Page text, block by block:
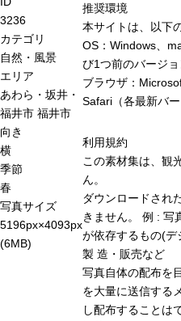
3236
カテゴリ
自然・風景
エリア
あわら・坂井・
福井市 福井市
向き
横
季節
春
写真サイズ
5196px×4093px
(6MB)
推奨環境
本サイトは、以下
OS：Windows、
び1つ前のバージョ
ブラウザ：
Safari（各最新バ
利用規約
この素材集は、観
ん。
ダウンロードされ
きません。 例 : 写
が依存するもの(デ
製 造・販売など
写真自体の配布を
を大量に送信する
し配布することは